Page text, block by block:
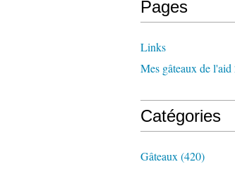
Pages
Links
Mes gâteaux de l'aid
Catégories
Gâteaux (420)